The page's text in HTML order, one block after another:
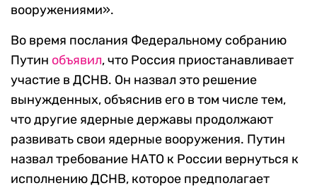
вооружениями».
Во время послания Федеральному собранию
Путин объявил, что Россия приостанавливает
участие в ДСНВ. Он назвал это решение
вынужденных, объяснив его в том числе тем,
что другие ядерные державы продолжают
развивать свои ядерные вооружения. Путин
назвал требование НАТО к России вернуться к
исполнению ДСНВ, которое предполагает